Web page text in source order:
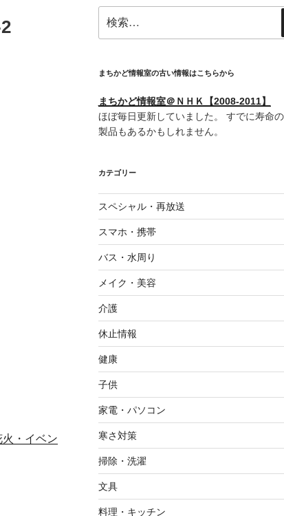
・イベン
索:
まちかど情報室の古い情報はこちらから
まちかど情報室＠ＮＨＫ【2008-2011】
ほぼ毎日更新していました。 すでに寿命
製品もあるかもしれません。
カテゴリー
スペシャル・再放送
スマホ・携帯
バス・水周り
メイク・美容
介護
休止情報
健康
子供
家電・パソコン
寒さ対策
掃除・洗濯
文具
料理・キッチン